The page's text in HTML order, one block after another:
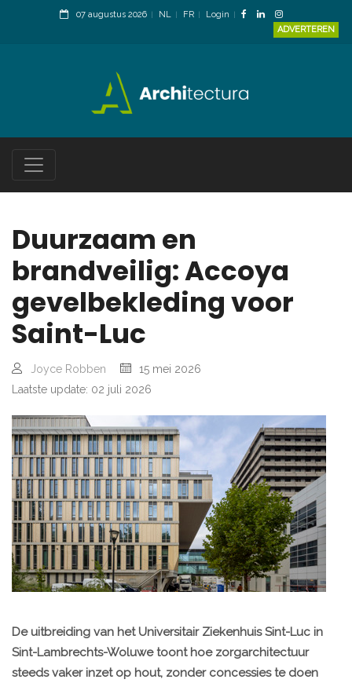
07 augustus 2026 NL FR
Login
ADVERTEREN
Duurzaam en
brandveilig: Accoya
gevelbekleding voor
Saint-Luc
Joyce Robben
15 mei 2026
Laatste update: 02 juli 2026
De uitbreiding van het Universitair Ziekenhuis Sint-Luc in
Sint-Lambrechts-Woluwe toont hoe zorgarchitectuur
steeds vaker inzet op hout, zonder concessies te doen